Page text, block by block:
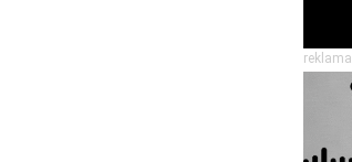
reklama